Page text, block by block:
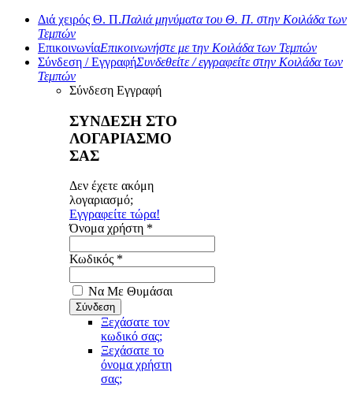
Διά χειρός Θ. Π.Παλιά μηνύματα του Θ. Π. στην Κοιλάδα των
Τεμπών
ΕπικοινωνίαΕπικοινωνήστε με την Κοιλάδα των Τεμπών
Σύνδεση / ΕγγραφήΣυνδεθείτε / εγγραφείτε στην Κοιλάδα των
Τεμπών
Σύνδεση Εγγραφή
ΣΥΝΔΕΣΗ ΣΤΟ
ΛΟΓΑΡΙΑΣΜΟ
ΣΑΣ
Δεν έχετε ακόμη
λογαριασμό;
Εγγραφείτε τώρα!
Όνομα χρήστη *
Κωδικός *
Να Με Θυμάσαι
Ξεχάσατε τον
κωδικό σας;
Ξεχάσατε το
όνομα χρήστη
σας;